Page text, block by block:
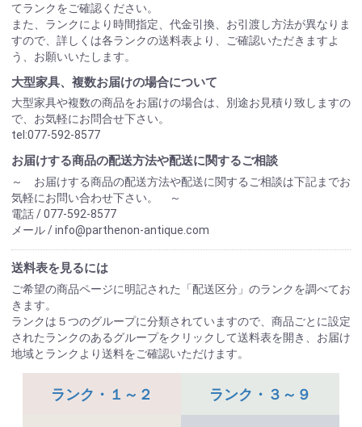
てランクをご確認ください。
また、ランクにより時間指定、代金引換、お引渡し方法が異なりま
すので、詳しくは各ランクの送料表より、ご確認いただきますよ
う、お願いいたします。
大型家具、複数お届けの場合について
大型家具や複数の商品をお届けの場合は、別途お見積り致しますの
で、お気軽にお問合せ下さい。
tel:077-592-8577
お届けする商品の配送方法や配送に関するご相談
～ お届けする商品の配送方法や配送に関するご相談は下記までお
気軽にお問い合わせ下さい。 ～
電話 / 077-592-8577
メール / info@parthenon-antique.com
送料表を見るには
ご希望の商品ページに明記された「配送区分」のランクを調べてお
きます。
ランクは５つのグループに分類されていますので、商品ごとに設定
されたランクのあるグループをクリックして送料表を開き、お届け
地域とランクより送料をご確認いただけます。
ランク・１～２ ランク・３～９